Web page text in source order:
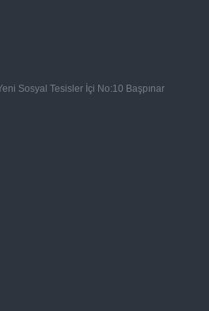
Sosyal Tesisler İçi No:10 Başpınar